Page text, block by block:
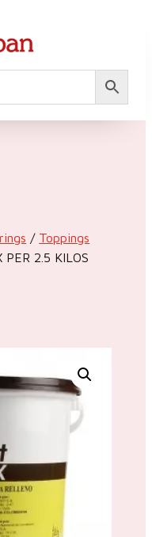
/ Toppings
PER 2.5 KILOS